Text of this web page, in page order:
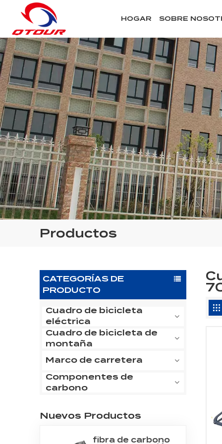
HOGAR SOBRE
Productos
CATEGORÍAS DE
PRODUCTO
Cuadro de bicicleta
eléctrica
Cuadro de bicicleta de
montaña
Marco de carretera
Componentes de
carbono
Nuevos Productos
fibra de carbono